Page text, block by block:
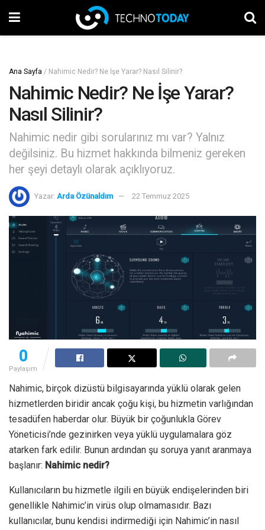
Ana Sayfa / Nahimic Nedir? Ne İşe Yarar? Nasıl Silinir?
Nahimic Nedir? Ne İşe Yarar?
Nasıl Silinir?
Nahimic nedir gibi sorularınız mı var? Yalnız
değilsiniz. Bu hizmet hakkında bilmeniz gereken
her şeyi detaylı olarak açıklıyoruz.
Yazar: Arda Özünaldım 22 Temmuz 2025
0
Paylaşım
Nahimic, birçok dizüstü bilgisayarında yüklü olarak gelen
hizmetlerden biridir ancak çoğu kişi, bu hizmetin varlığından
tesadüfen haberdar olur. Büyük bir çoğunlukla Görev
Yöneticisi’nde gezinirken veya yüklü uygulamalara göz
atarken fark edilir. Bunun ardından şu soruya yanıt aranmaya
başlanır: Nahimic nedir?
Kullanıcıların bu hizmetle ilgili en büyük endişelerinden biri
genellikle Nahimic’in virüs olup olmamasıdır. Bazı
kullanıcılar, bunu kendisi indirmediği için Nahimic’in nasıl